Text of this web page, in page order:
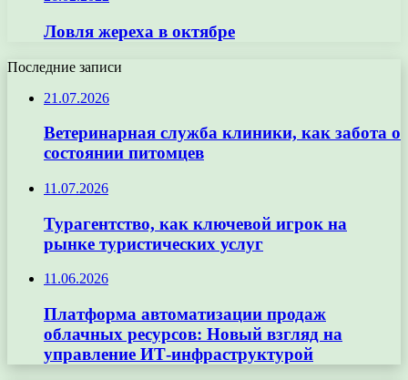
Ловля жереха в октябре
Последние записи
21.07.2026
Ветеринарная служба клиники, как забота о
состоянии питомцев
11.07.2026
Турагентство, как ключевой игрок на
рынке туристических услуг
11.06.2026
Платформа автоматизации продаж
облачных ресурсов: Новый взгляд на
управление ИТ-инфраструктурой